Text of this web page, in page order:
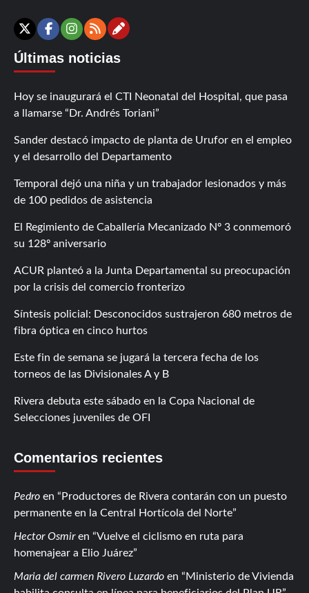
X Facebook
Instagram
RSSContáctanos
Últimas noticias
Hoy se inaugurará el CTI Neonatal del Hospital, que pasa
a llamarse “Dr. Andrés Toriani”
Sander destacó impacto de planta de Urufor en el empleo
y el desarrollo del Departamento
Temporal dejó una niña y un trabajador lesionados y más
de 100 pedidos de asistencia
El Regimiento de Caballería Mecanizado Nº 3 conmemoró
su 128º aniversario
ACUR planteó a la Junta Departamental su preocupación
por la crisis del comercio fronterizo
Síntesis policial: Desconocidos sustrajeron 680 metros de
fibra óptica en cinco hurtos
Este fin de semana se jugará la tercera fecha de los
torneos de las Divisionales A y B
Rivera debuta este sábado en la Copa Nacional de
Selecciones juveniles de OFI
Comentarios recientes
Pedro en
Productores de Rivera contarán con un puesto
permanente en la Central Hortícola del Norte
Hector Osmiren
Vuelve el ciclismo en ruta para
homenajear a Elio Juárez
Maria del carmen Rivero Luzardo en
Ministerio de Vivienda